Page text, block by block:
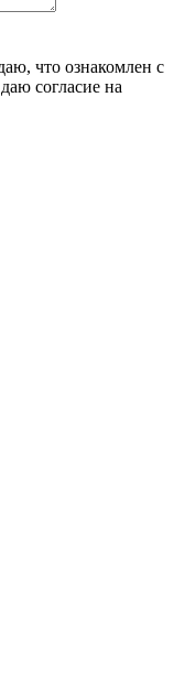
что ознакомлен с
согласие на